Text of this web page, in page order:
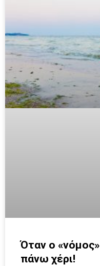
Όταν ο
πάνω χέρι!